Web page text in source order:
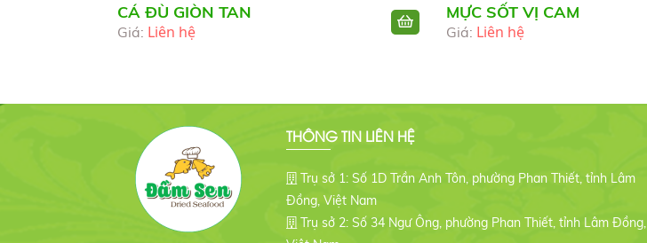
CÁ ĐÙ GIÒN TAN
Giá: Liên hệ
MỰC SỐT VỊ CAM
Giá: Liên hệ
THÔNG TIN LIÊN HỆ
Trụ sở 1: Số 1D Trần Anh Tôn, phường Phan Thiết, tỉnh Lâm
Đồng, Việt Nam
Trụ sở 2: Số 34 Ngư Ông, phường Phan Thiết, tỉnh Lâm Đồng,